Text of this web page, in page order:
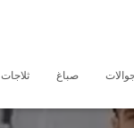
صباغ ثلاجات